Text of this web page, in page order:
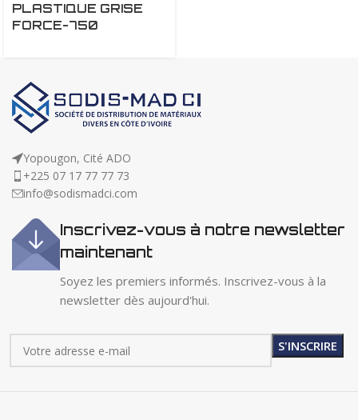
PLASTIQUE GRISE
FORCE-750
Yopougon, Cité ADO
+225 07 17 77 77 73
info@sodismadci.com
Inscrivez-vous à notre newsletter
maintenant
Soyez les premiers informés. Inscrivez-vous à la
newsletter dès aujourd'hui.